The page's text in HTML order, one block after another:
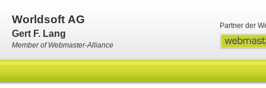
Worldsoft AG
Gert F. Lang
Member of Webmaster-Alliance
Partner der